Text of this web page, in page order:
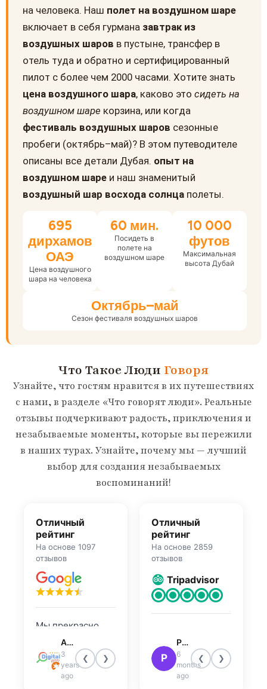
на человека. Наш полет на воздушном шаре
включает в себя гурмана завтрак из
воздушных шаров в пустыне, трансфер в
отель туда и обратно и сертифицированный
пилот с более чем 2000 часами. Хотите знать
цена воздушного шара, каково это сидеть на
воздушном шаре корзина, или когда
фестиваль воздушных шаров сезонные
пробеги (октябрь–май)? В этом путеводителе
описаны все детали Дубая. опыт на
воздушном шаре и наш знаменитый
воздушный шар восхода солнца полеты.
695
дирхамов
ОАЭ
Цена воздушного
шара на человека
60 мин.
Посидеть в
полете на
воздушном шаре
10 000
футов
Максимальная
высота Дубай
Октябрь–май
Сезон фестиваля воздушных шаров
Что Такое Люди Говоря
Узнайте, что гостям нравится в их путешествиях
с нами, в разделе «Что говорят люди». Реальные
отзывы подчеркивают радость, приключения и
незабываемые моменты, которые вы пережили
в наших турах. Узнайте, почему мы — лучший
выбор для создания незабываемых
воспоминаний!
Отличный
рейтинг
На основе 1097
отзывов
Мы прекрасно
провели время!
Водитель
проделал
отличную работу.
Atley Joseph
3
years
ago
❮ ❯
Отличный
рейтинг
На основе 2859
отзывов
Tripadvisor
уровне, Сафари-
тур по пустыне
Дубая
P
Patricia R
6
months
ago
❮ ❯